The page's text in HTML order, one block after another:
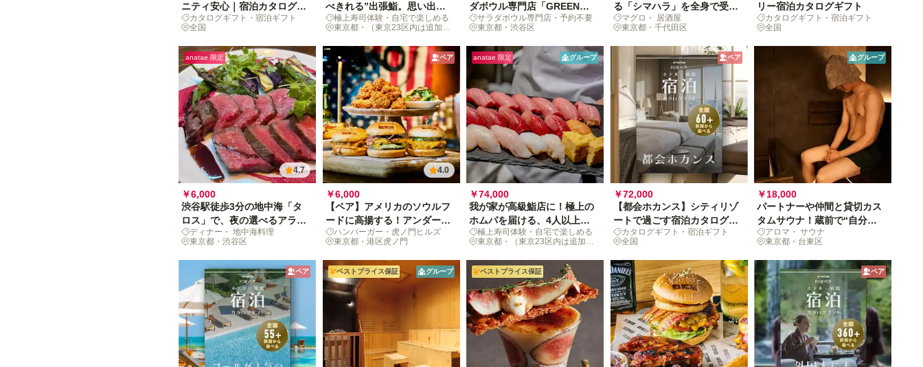
ニティ安心｜宿泊カタログギ
フトカタログギフト・宿泊ギフト
全国
べきれる”出張鮨。思い出深
い鮨劇場を3人以上で
極上寿司体験・自宅で楽しめる
東京都・（東京23区内は追加料
ダボウル専門店「GREEN
BROTHERS」で体をリセッ
ト
サラダボウル専門店・予約不要
東京都・渋谷区
る「シマハラ」を全身で受け
止めるペア体験[ペア用アラ
カルトチケット]
マグロ・ 居酒屋
東京都・千代田区
リー宿泊カタログギフト
カタログギフト・宿泊ギフト
全国
anatae 限定
4.7
￥6,000
渋谷駅徒歩3分の地中海「タ
ロス」で、夜の選べるアラカ
ルト体験
ディナー・ 地中海料理
東京都・渋谷区
ペア
4.0
￥6,000
【ペア】アメリカのソウルフ
ードに高揚する！アンダーズ
東京 BeBuでの二人時間
ハンバーガー・虎ノ門ヒルズ
東京都・港区虎ノ門
anatae 限定 グループ
￥74,000
我が家が高級鮨店に！極上の
ホムパを届ける、4人以上の
出張鮨体験
極上寿司体験・自宅で楽しめる
東京都・（東京23区内は追加料
ペア
￥72,000
【都会ホカンス】シティリゾ
ートで過ごす宿泊カタログギ
フト
カタログギフト・宿泊ギフト
全国
グループ
￥18,000
パートナーや仲間と貸切カス
タムサウナ！蔵前で“自分好
みに蒸される” 120分
アロマ・ サウナ
東京都・台東区
ペア ベストプライス保証 グループ ベストプライス保証 ペア